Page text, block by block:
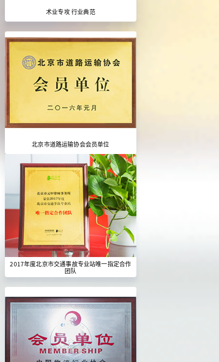
术业专攻 行业典范
北京市道路运输协会会员单位
2017年度北京市交通事故专业站唯一指定合作
团队